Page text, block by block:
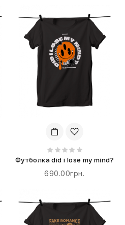
Футболка did i lose my mind?
690.00грн.